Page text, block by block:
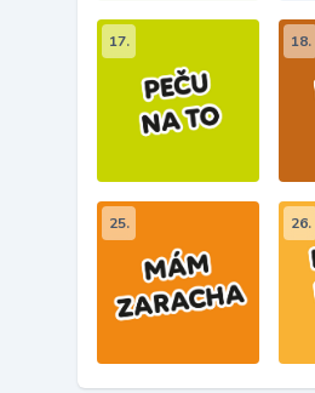
17. 18.
25. 26.